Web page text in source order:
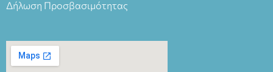
Δήλωση Προσβασιμότητας